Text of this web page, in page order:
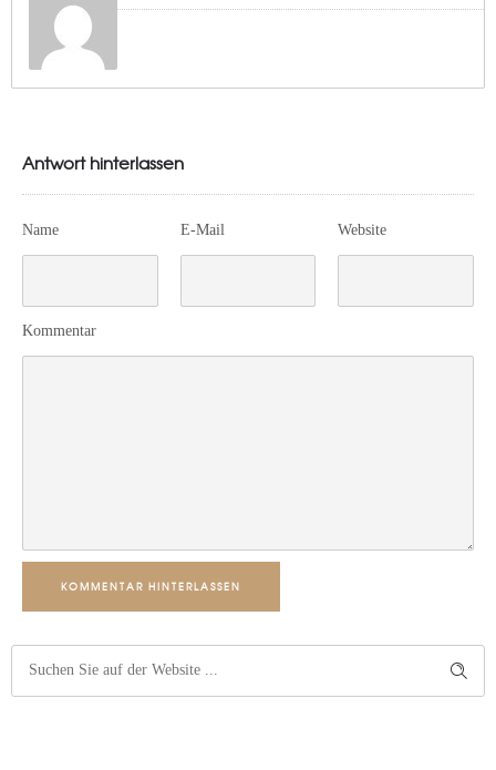
Antwort hinterlassen
Name E-Mail Website
Kommentar
KOMMENTAR HINTERLASSEN